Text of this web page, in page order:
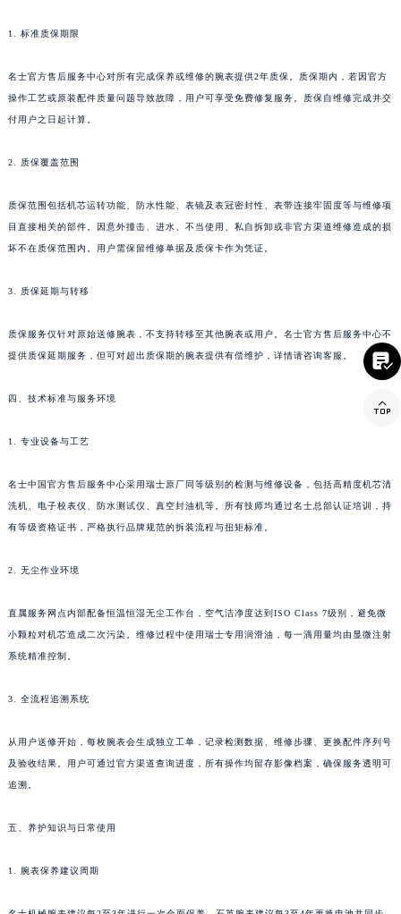
四川省绵阳市涪城区翠花街名士售后服务中心（需提前预约）
四川省南充市高坪区江东大道名士售后服务中心（需提前预约）
四川省宜宾市翠屏区长翠路名士售后服务中心（需提前预约）
云南省红河哈尼族彝族自治州蒙自市天马路名士售后服务中心（需提前预约）
云南省曲靖市麒麟区学府路名士售后服务中心（需提前预约）
云南省文山壮族苗族自治州文山市东风路名士售后服务中心（需提前预约）
台湾省台北市万华区中华路名士售后服务中心（需提前预约）
1. 标准质保期限
名士官方售后服务中心对所有完成保养或维修的腕表提供2年质保。质保期内，若因官方
操作工艺或原装配件质量问题导致故障，用户可享受免费修复服务。质保自维修完成并交
付用户之日起计算。
2. 质保覆盖范围
质保范围包括机芯运转功能、防水性能、表镜及表冠密封性、表带连接牢固度等与维修项
目直接相关的部件。因意外撞击、进水、不当使用、私自拆卸或非官方渠道维修造成的损
坏不在质保范围内。用户需保留维修单据及质保卡作为凭证。
3. 质保延期与转移
质保服务仅针对原始送修腕表，不支持转移至其他腕表或用户。名士官方售后服务中心不
提供质保延期服务，但可对超出质保期的腕表提供有偿维护，详情请咨询客服。
四、技术标准与服务环境
1. 专业设备与工艺
名士中国官方售后服务中心采用瑞士原厂同等级别的检测与维修设备，包括高精度机芯清
洗机、电子校表仪、防水测试仪、真空封油机等。所有技师均通过名士总部认证培训，持
有等级资格证书，严格执行品牌规范的拆装流程与扭矩标准。
2. 无尘作业环境
直属服务网点内部配备恒温恒湿无尘工作台，空气洁净度达到ISO Class 7级别，避免微
小颗粒对机芯造成二次污染。维修过程中使用瑞士专用润滑油，每一滴用量均由显微注射
系统精准控制。
3. 全流程追溯系统
从用户送修开始，每枚腕表会生成独立工单，记录检测数据、维修步骤、更换配件序列号
及验收结果。用户可通过官方渠道查询进度，所有操作均留存影像档案，确保服务透明可
追溯。
五、养护知识与日常使用
1. 腕表保养建议周期

